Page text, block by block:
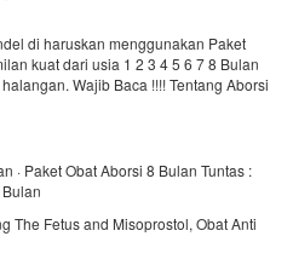
di haruskan menggunakan Paket
kuat dari usia 1 2 3 4 5 6 7 8 Bulan
Wajib Baca !!!! Tentang Aborsi
· Paket Obat Aborsi 8 Bulan Tuntas :
The Fetus and Misoprostol, Obat Anti